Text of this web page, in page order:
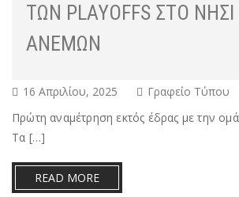
ΤΩΝ PLAYOFFS ΣΤΟ
ΑΝΈΜΩΝ
16 Απριλίου, 2025 Γραφείο Τύπου
Πρώτη αναμέτρηση εκτός έδρας με την
Τα […]
READ MORE